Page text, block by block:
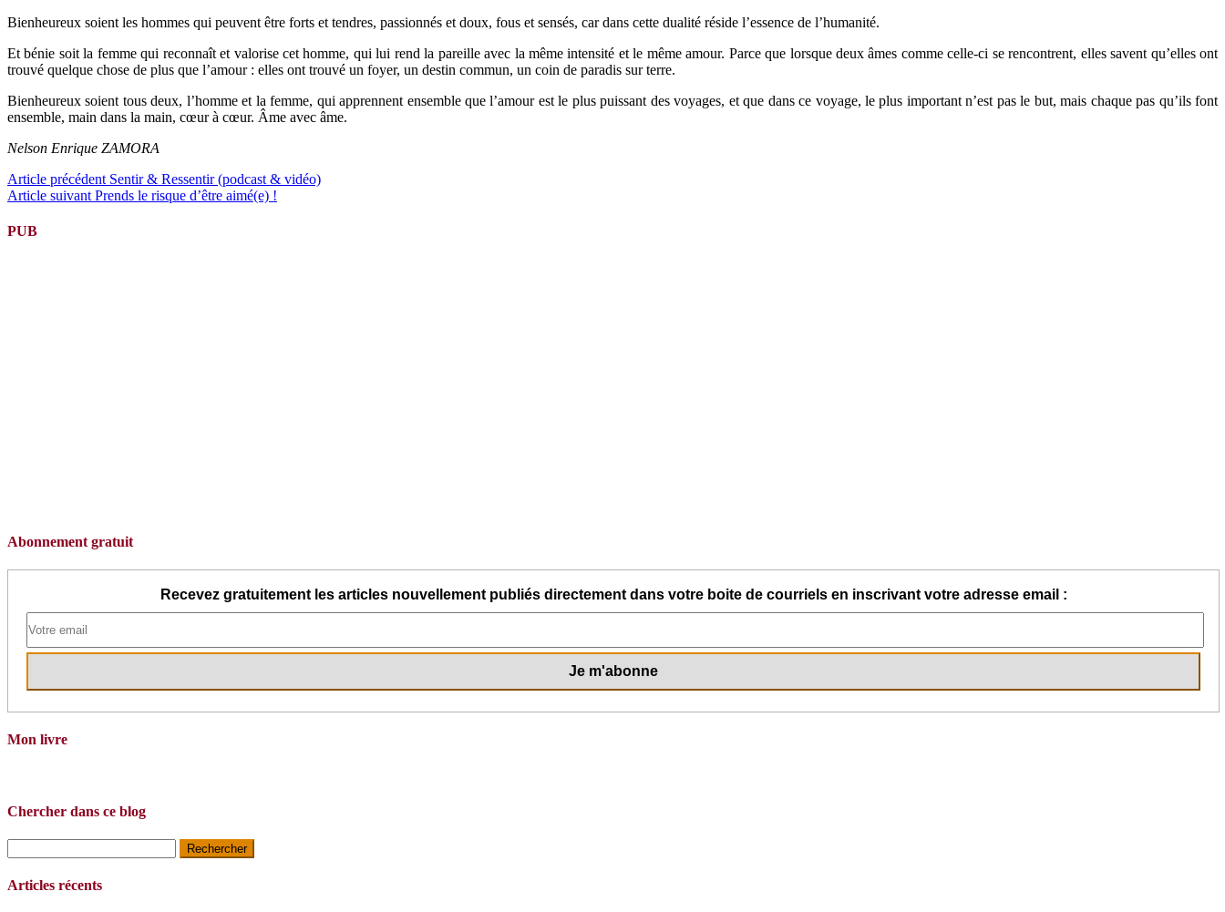
Bienheureux soient les hommes qui peuvent être forts et tendres, passionnés et doux, fous et sensés, car dans cette dualité réside l’essence de l’humanité.
Et bénie soit la femme qui reconnaît et valorise cet homme, qui lui rend la pareille avec la même intensité et le même amour. Parce que lorsque deux âmes comme celle-ci se rencontrent, elles savent qu’elles ont
trouvé quelque chose de plus que l’amour : elles ont trouvé un foyer, un destin commun, un coin de paradis sur terre.
Bienheureux soient tous deux, l’homme et la femme, qui apprennent ensemble que l’amour est le plus puissant des voyages, et que dans ce voyage, le plus important n’est pas le but, mais chaque pas qu’ils font
ensemble, main dans la main, cœur à cœur. Âme avec âme.
Nelson Enrique ZAMORA
Lire
la
suite
Article précédent Sentir & Ressentir (podcast & vidéo)
Article suivant Prends le risque d’être aimé(e) !
PUB
Abonnement gratuit
Recevez gratuitement les articles nouvellement publiés directement dans votre boite de courriels en inscrivant votre adresse email :
Mon livre
Chercher dans ce blog
Articles récents